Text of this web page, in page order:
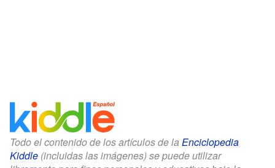
Todo el contenido de los artículos de la Enciclopedia
Kiddle (incluidas las imágenes) se puede utilizar